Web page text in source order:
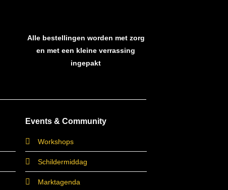
Alle bestellingen worden met zorg
en met een kleine verrassing
ingepakt
Events & Community
Workshops
Schildermiddag
Marktagenda